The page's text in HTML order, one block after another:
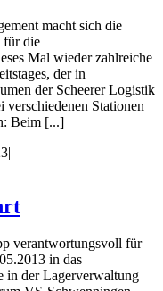
macht sich die
für die
Mal wieder zahlreiche
der in
der Scheerer Logistik
Stationen
Beim [...]
|
verantwortungsvoll für
in das
in der Lagerverwaltung